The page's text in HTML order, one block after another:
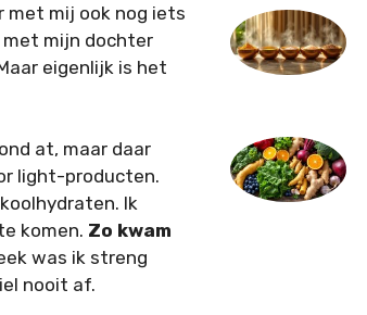
met mij ook nog iets
met mijn dochter
eigenlijk is het
at, maar daar
light-producten.
Ik
komen. Zo kwam
was ik streng
nooit af.